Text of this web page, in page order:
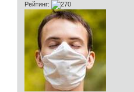
Рейтинг: